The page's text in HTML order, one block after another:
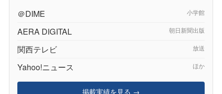
＠DIME 小学館
AERA DIGITAL 朝日新聞出版
関西テレビ 放送
Yahoo!ニュース ほか
掲載実績を見る →